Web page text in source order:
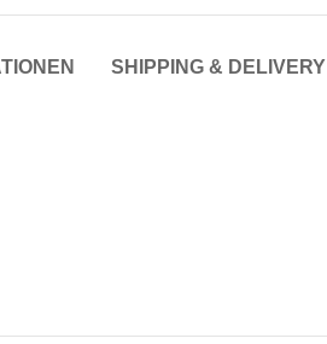
SHIPPING & DELIVERY